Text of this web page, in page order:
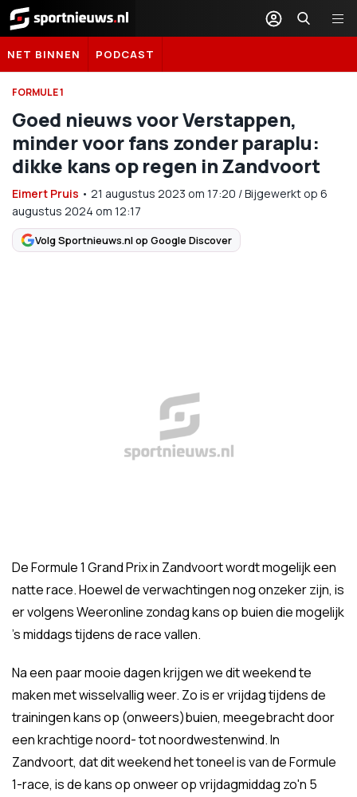
Sportnieuws.nl
NET BINNEN PODCAST
FORMULE 1
Goed nieuws voor Verstappen,
minder voor fans zonder paraplu:
dikke kans op regen in Zandvoort
Eimert Pruis • 21 augustus 2023 om 17:20 /Bijgewerkt op 6
augustus 2024 om 12:17
Volg Sportnieuws.nl op Google Discover
De Formule 1 Grand Prix in Zandvoort wordt mogelijk een
natte race. Hoewel de verwachtingen nog onzeker zijn, is
er volgens Weeronline zondag kans op buien die mogelijk
's middags tijdens de race vallen.
Na een paar mooie dagen krijgen we dit weekend te
maken met wisselvallig weer. Zo is er vrijdag tijdens de
trainingen kans op (onweers)buien, meegebracht door
een krachtige noord- tot noordwestenwind. In
Zandvoort, dat dit weekend het toneel is van de Formule
1-race, is de kans op onweer op vrijdagmiddag zo'n 5